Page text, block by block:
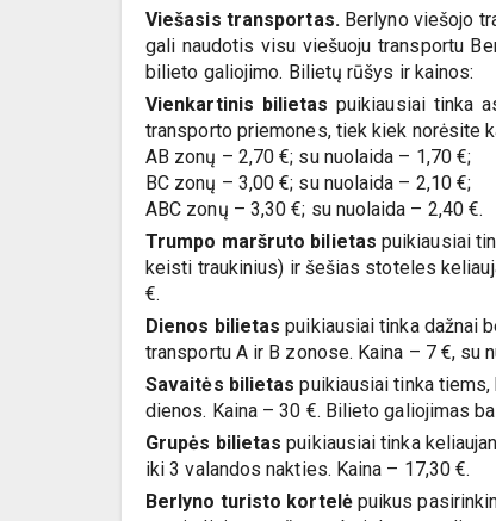
Viešasis transportas.Berlyno viešojo
gali naudotis visu viešuoju transportu
bilieto galiojimo. Bilietų rūšys ir kainos:
Vienkartinis bilietas puikiausiai tinka
transporto priemones, tiek kiek norėsite
AB zonų – 2,70 €; su nuolaida – 1,70 €;
BC zonų – 3,00 €; su nuolaida – 2,10 €;
ABC zonų – 3,30 €; su nuolaida – 2,40 €.
Trumpo maršruto bilietas puikiausiai
keisti traukinius) ir šešias stoteles
€.
Dienos bilietas puikiausiai tinka dažnai
transportu A ir B zonose. Kaina – 7 €, su
Savaitės bilietas puikiausiai tinka
dienos. Kaina – 30 €. Bilieto galiojimas
Grupės bilietas puikiausiai tinka
iki 3 valandos nakties. Kaina – 17,30 €.
Berlyno turisto kortelėpuikus